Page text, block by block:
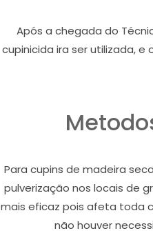
Após a chegada do
cupinicida ira ser utilizada,
Para cupins de madeira
pulverização nos locais de
mais eficaz pois afeta toda
não houver